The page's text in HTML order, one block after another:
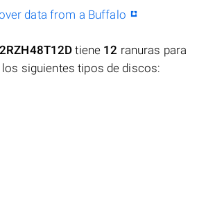
data from a Buffalo
tiene 12 ranuras para
siguientes tipos de discos: